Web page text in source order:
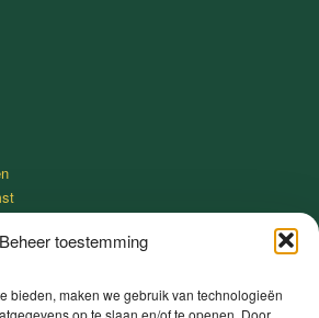
Beheer toestemming
bieden, maken we gebruik van technologieën
op te slaan en/of te openen. Door